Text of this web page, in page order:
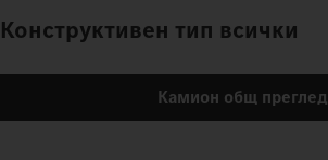
Конструктивен тип всички
Камион общ преглед